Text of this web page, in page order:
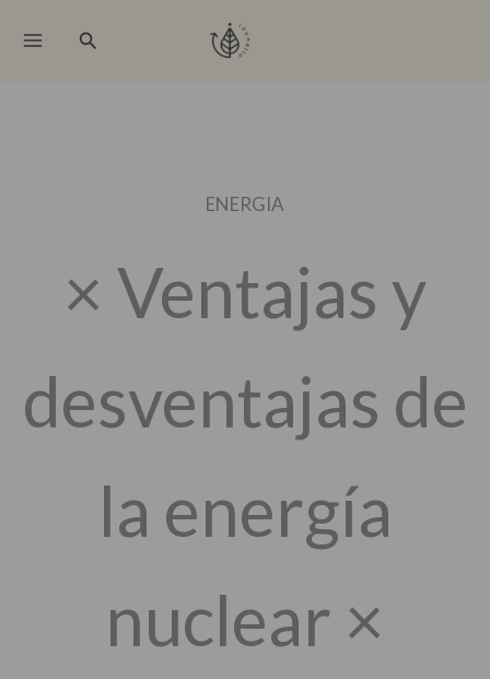
Buscar
ENERGIA
× Ventajas y
desventajas de
la energía
nuclear ×